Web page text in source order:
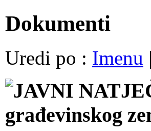
Dokumenti
Uredi po : Imenu |